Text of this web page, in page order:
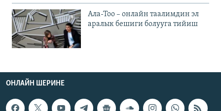
Ала-Тоо – онлайн таалимдин эл
аралык бешиги болууга тийиш
ОНЛАЙН ШЕРИНЕ